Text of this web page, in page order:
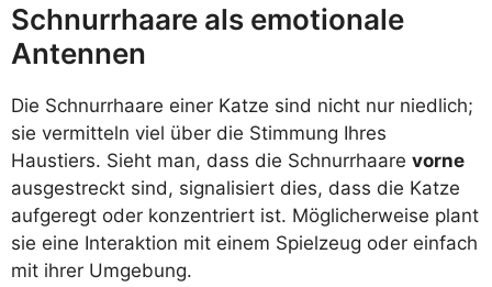
Schnurrhaare als emotionale
Antennen
Die Schnurrhaare einer Katze sind nicht nur niedlich;
sie vermitteln viel über die Stimmung Ihres
Haustiers. Sieht man, dass die Schnurrhaare vorne
ausgestreckt sind, signalisiert dies, dass die Katze
aufgeregt oder konzentriert ist. Möglicherweise plant
sie eine Interaktion mit einem Spielzeug oder einfach
mit ihrer Umgebung.